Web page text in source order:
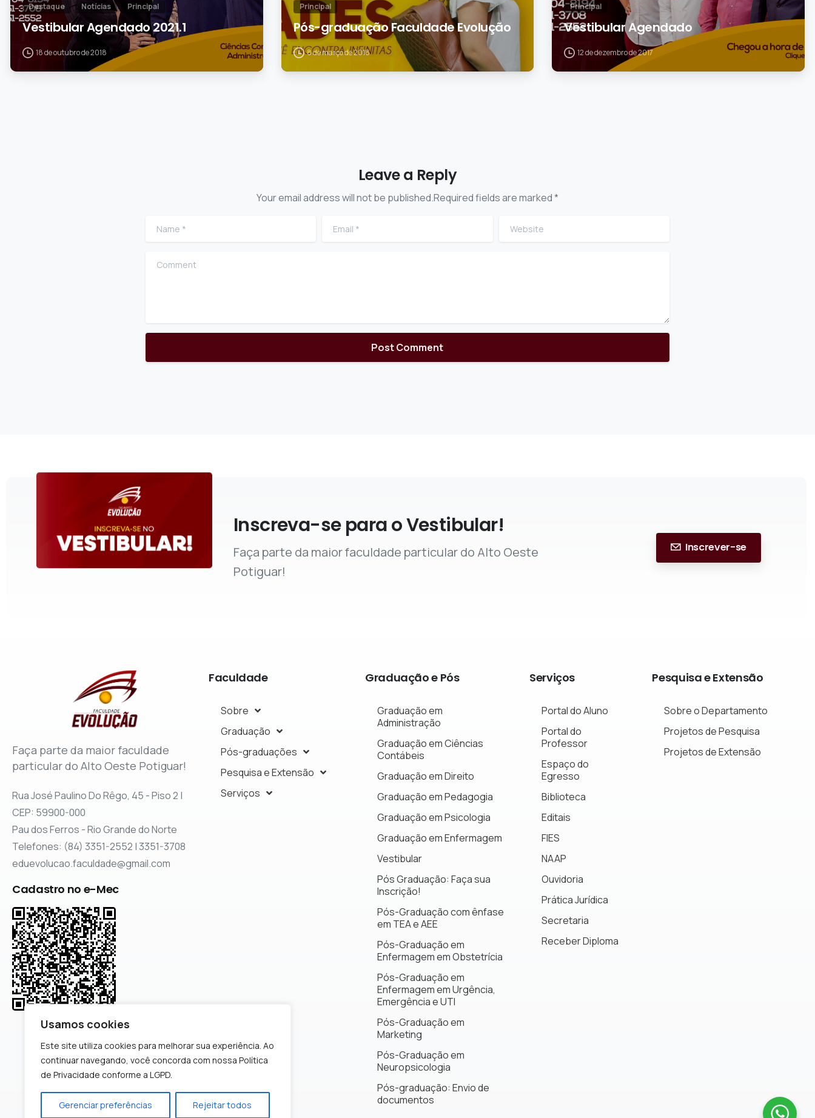
Usamos cookies
Este site utiliza cookies para melhorar sua experiência. Ao
continuar navegando, você concorda com nossa Política
de Privacidade conforme a LGPD.
Gerenciar preferências Rejeitar todos
Destaque Notícias Principal
Vestibular Agendado 2021.1
18 de outubro de 2018
Principal
Pós-graduação Faculdade Evolução
8 de março de 2018
Principal
Vestibular Agendado
12 de dezembro de 2017
Leave a Reply
Your email address will not be published.Required fields are marked *
Name
Email Website
Comment
Inscreva-se para o Vestibular!
Faça parte da maior faculdade particular do Alto Oeste
Potiguar!
Inscrever-se
Faça parte da maior faculdade
particular do Alto Oeste Potiguar!
Rua José Paulino Do Rêgo, 45 - Piso 2 |
CEP: 59900-000
Pau dos Ferros - Rio Grande do Norte
Telefones: (84) 3351-2552 | 3351-3708
eduevolucao.faculdade@gmail.com
Cadastro no e-Mec
Faculdade
Sobre
Graduação
Pós-graduações
Pesquisa e Extensão
Serviços
Graduaçãoe Pós
Graduação em
Administração
Graduação em Ciências
Contábeis
Graduação em Direito
Graduação em Pedagogia
Graduação em Psicologia
Graduação em Enfermagem
Vestibular
Pós Graduação: Faça sua
Inscrição!
Pós-Graduação com ênfase
em TEA e AEE
Pós-Graduação em
Enfermagem em Obstetrícia
Pós-Graduação em
Enfermagem em Urgência,
Emergência e UTI
Pós-Graduação em
Marketing
Pós-Graduação em
Neuropsicologia
Pós-graduação: Envio de
documentos
Serviços
Portal do Aluno
Portal do
Professor
Espaço do
Egresso
Biblioteca
Editais
FIES
NAAP
Ouvidoria
Prática Jurídica
Secretaria
Receber Diploma
PesquisaeExtensão
Sobre o Departamento
Projetos de Pesquisa
Projetos de Extensão